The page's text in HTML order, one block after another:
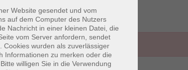
Website gesendet und vom
auf dem Computer des Nutzers
Nachricht in einer kleinen Datei, die
vom Server anfordern, sendet
Cookies wurden als zuverlässiger
Informationen zu merken oder die
willigen Sie in die Verwendung